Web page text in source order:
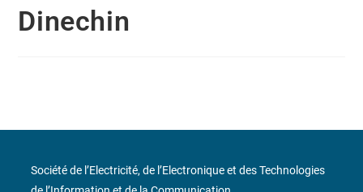
Dinechin
Société de l’Electricité, de l’Electronique et des Technologies